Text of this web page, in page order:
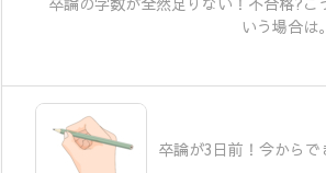
いう場合は。
卒論が3日前！今からで